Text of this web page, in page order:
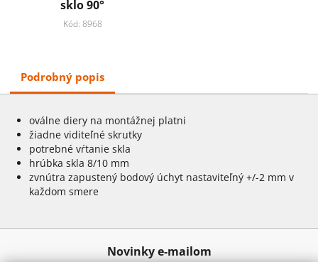
sklo 90°
Kód: 8968
Podrobný popis
oválne diery na montážnej platni
žiadne viditeľné skrutky
potrebné vŕtanie skla
hrúbka skla 8/10 mm
zvnútra zapustený bodový úchyt nastaviteľný +/-2 mm v
každom smere
Novinky e-mailom